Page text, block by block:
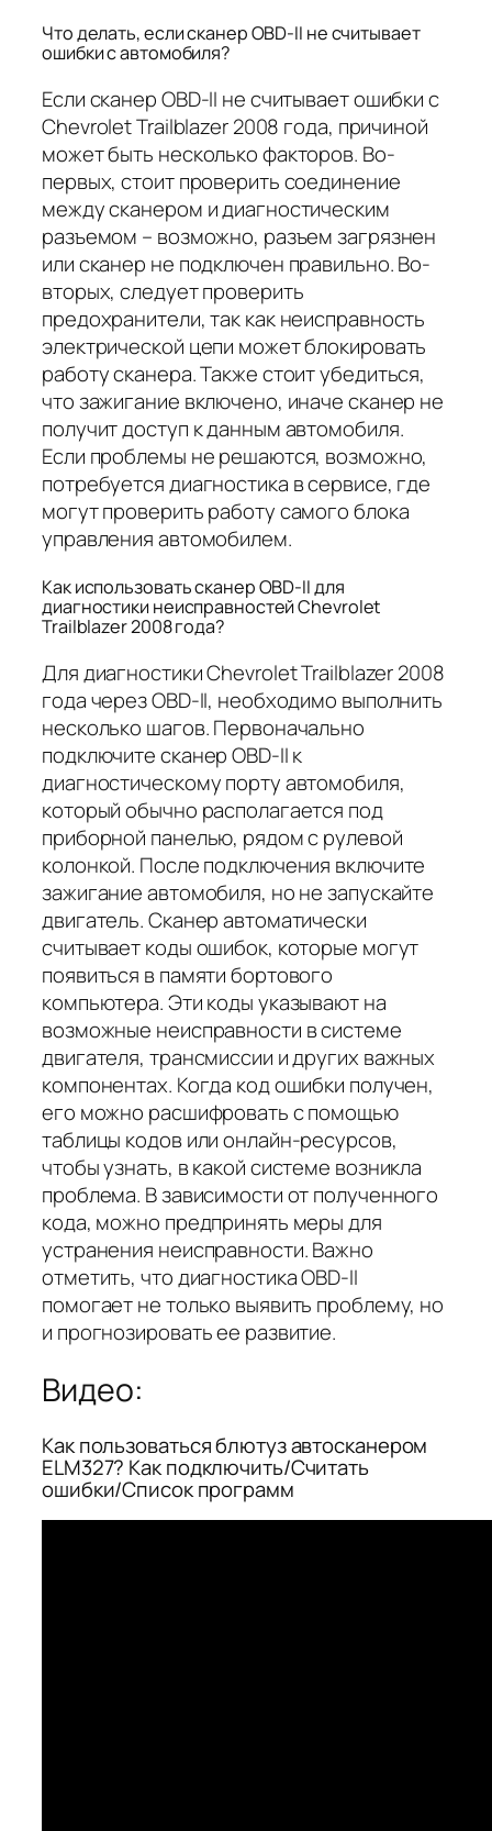
Что делать, если сканер OBD-II не считывает
ошибки с автомобиля?
Если сканер OBD-II не считывает ошибки с
Chevrolet Trailblazer 2008 года, причиной
может быть несколько факторов. Во-
первых, стоит проверить соединение
между сканером и диагностическим
разъемом – возможно, разъем загрязнен
или сканер не подключен правильно. Во-
вторых, следует проверить
предохранители, так как неисправность
электрической цепи может блокировать
работу сканера. Также стоит убедиться,
что зажигание включено, иначе сканер не
получит доступ к данным автомобиля.
Если проблемы не решаются, возможно,
потребуется диагностика в сервисе, где
могут проверить работу самого блока
управления автомобилем.
Как использовать сканер OBD-II для
диагностики неисправностей Chevrolet
Trailblazer 2008 года?
Для диагностики Chevrolet Trailblazer 2008
года через OBD-II, необходимо выполнить
несколько шагов. Первоначально
подключите сканер OBD-II к
диагностическому порту автомобиля,
который обычно располагается под
приборной панелью, рядом с рулевой
колонкой. После подключения включите
зажигание автомобиля, но не запускайте
двигатель. Сканер автоматически
считывает коды ошибок, которые могут
появиться в памяти бортового
компьютера. Эти коды указывают на
возможные неисправности в системе
двигателя, трансмиссии и других важных
компонентах. Когда код ошибки получен,
его можно расшифровать с помощью
таблицы кодов или онлайн-ресурсов,
чтобы узнать, в какой системе возникла
проблема. В зависимости от полученного
кода, можно предпринять меры для
устранения неисправности. Важно
отметить, что диагностика OBD-II
помогает не только выявить проблему, но
и прогнозировать ее развитие.
Видео:
Как пользоваться блютуз автосканером
ELM327? Как подключить/Считать
ошибки/Список программ